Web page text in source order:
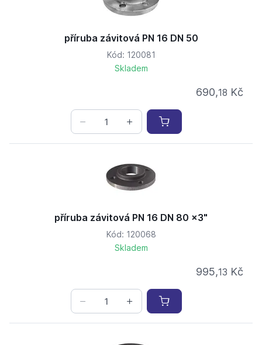
příruba závitová PN 16 DN 50
Kód: 120081
Skladem
690,18 Kč
příruba závitová PN 16 DN 80 x3"
Kód: 120068
Skladem
995,13 Kč